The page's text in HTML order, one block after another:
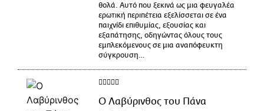
θολά. Αυτό που ξεκινά ως μια φευγαλέα
ερωτική περιπέτεια εξελίσσεται σε ένα
παιχνίδι επιθυμίας, εξουσίας και
εξαπάτησης, οδηγώντας όλους τους
εμπλεκόμενους σε μια αναπόφευκτη
σύγκρουση…
Ο Λαβύρινθος του Πάνα